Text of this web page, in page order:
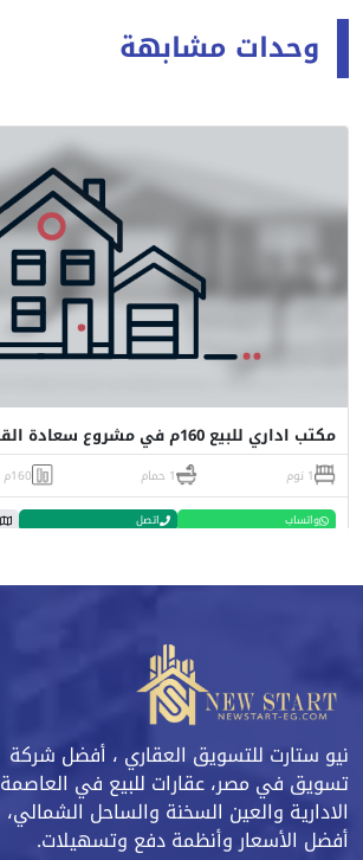
وحدات مشابهة
مكتب اداري للبيع 160م في مشروع سعادة القاهرة الجديدة
1 نوم 1 حمام 160م
واتساب اتصل
نيو ستارت للتسويق العقاري ، أفضل شركة
تسويق في مصر، عقارات للبيع في العاصمة
الادارية والعين السخنة والساحل الشمالي،
أفضل الأسعار وأنظمة دفع وتسهيلات.